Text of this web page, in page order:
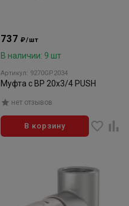
737₽/шт
В наличии: 9 шт
Артикул: 9270GP2034
Муфта с ВР 20x3/4 PUSH
нет отзывов
В корзину